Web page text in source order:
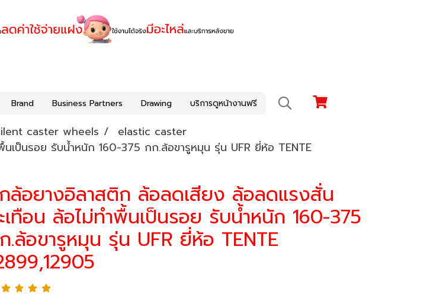
Brand Business Partners Drawing บริการดูหน้างานฟรี
caster wheels
elastic caster
เป็นรอย รับน้ำหนัก 160-375 กก.ล้อขารูหมุน รุ่น UFR ยี่ห้อ TENTE
ล้อยางอิลาสติก ล้อลดเสียง ล้อลดแรงสั่น
เทือน ล้อไม่ทำพื้นเป็นรอย รับน้ำหนัก 160-375
.ล้อขารูหมุน รุ่น UFR ยี่ห้อ TENTE